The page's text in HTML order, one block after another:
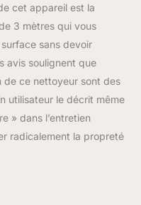
Lorsque les eaux
leur
maximale,
les vider à temps
que l'appareil
d'aspirer Tuyau
et tête de
améliorée : Avec
long pour éliminer
cet appareil est la
3 mètres qui vous
sans devoir
avis soulignent que
de ce nettoyeur sont des
utilisateur le décrit même
» dans l’entretien
radicalement la propreté